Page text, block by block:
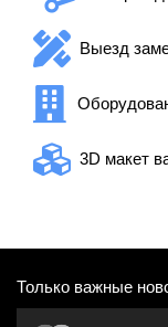
Выезд
3D макет
Только важные